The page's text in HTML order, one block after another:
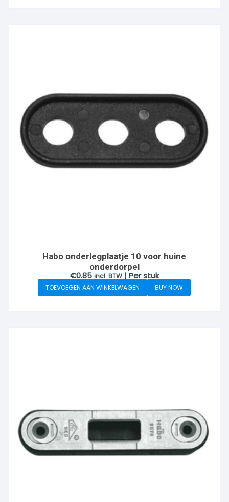
Habo onderlegplaatje 10 voor huine
onderdorpel
€0.85 incl. BTW | Per stuk
TOEVOEGEN AAN WINKELWAGEN BUY NOW